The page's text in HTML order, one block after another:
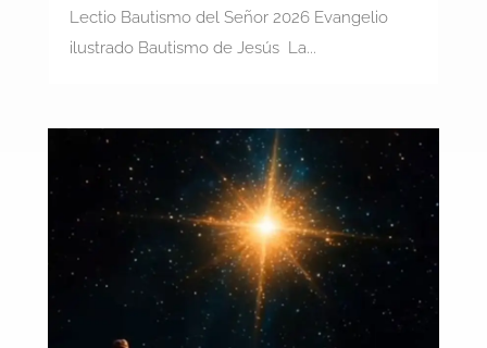
Lectio Bautismo del Señor 2026 Evangelio
ilustrado Bautismo de Jesús La...